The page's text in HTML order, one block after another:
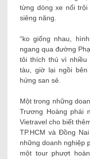
từng dòng xe nổi trội
siêng năng.
“ko giống nhau,
ngang qua đường
tôi thích thú vì nhiều
tàu, giờ lại ngồi bên
hứng san sẻ.
Một trong những
Trương Hoàng phái
Vietravel cho biết
TP.HCM và Đồng
những doanh nghiệp
một tour phượt